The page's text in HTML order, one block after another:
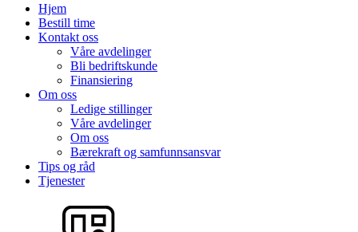
Hjem
Bestill time
Kontakt oss
Våre avdelinger
Bli bedriftskunde
Finansiering
Om oss
Ledige stillinger
Våre avdelinger
Om oss
Bærekraft og samfunnsansvar
Tips og råd
Tjenester